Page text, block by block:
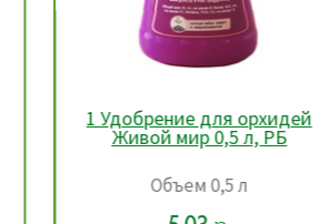
Удобрение для орхидей
Живой мир 0,5 л, РБ